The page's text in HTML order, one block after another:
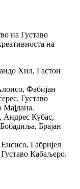
на Густаво
на
Хил, Гастон
Фабијан
Густаво
Мајдана.
Кубас,
Брајан
Габријел
Кабаљеро.